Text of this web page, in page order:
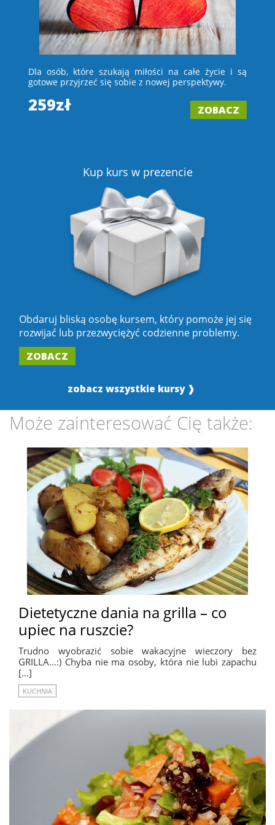
Dla osób, które szukają miłości na całe życie i są
gotowe przyjrzeć się sobie z nowej perspektywy.
259zł ZOBACZ
Kup kurs w prezencie
Obdaruj bliską osobę kursem, który pomoże jej się
rozwijać lub przezwyciężyć codzienne problemy.
ZOBACZ
zobacz wszystkie kursy ❱
Może zainteresować Cię także:
Dietetyczne dania na grilla – co
upiec na ruszcie?
Trudno wyobrazić sobie wakacyjne wieczory bez
GRILLA…:) Chyba nie ma osoby, która nie lubi zapachu
[…]
KUCHNIA